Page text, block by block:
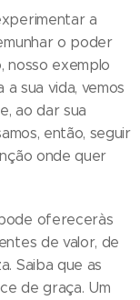
a
o poder
nosso exemplo
sua vida, vemos
ao dar sua
então, seguir
onde quer
ofereceràs
de valor, de
Saiba que as
de graça. Um